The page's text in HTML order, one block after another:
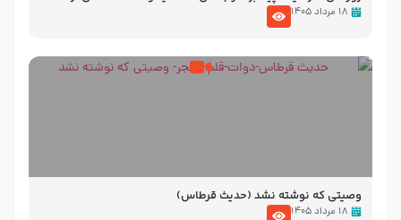
نوانمایش حرامیان در احرام – 1389
۱۸ مرداد ۱۴۰۵
وصیتی که نوشته نشد (حدیث قرطاس)
۱۸ مرداد ۱۴۰۵